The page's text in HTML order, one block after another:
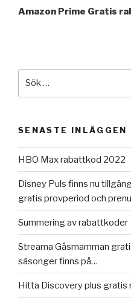
inlägg
Amazon Prime Gratis
SENASTE INLÄGGEN
HBO Max rabattkod 2022
Disney Puls finns nu
gratis provperiod och
Summering av rabattkoder
Streama Gåsmamman
säsonger finns på…
Hitta Discovery plus gratis